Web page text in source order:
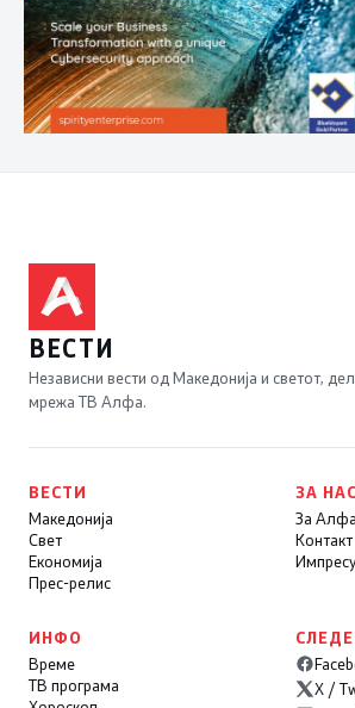
ВЕСТИ
Независни вести од Македонија и светот,
мрежа ТВ Алфа.
ВЕСТИ
Македонија
Свет
Економија
Прес-релис
ЗА НАС
За Алфа
Контакт
ИНФО
Време
ТВ програма
X /